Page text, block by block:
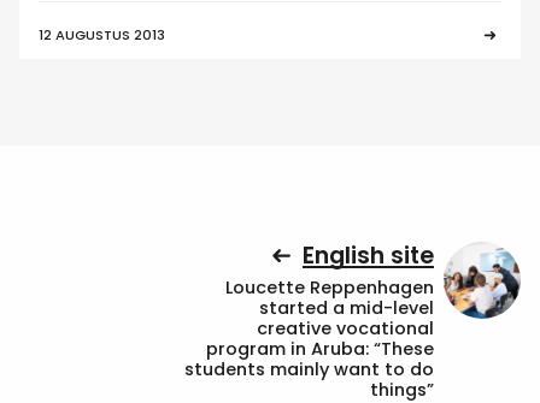
12 AUGUSTUS 2013
English site
Loucette Reppenhagen
started a mid-level
creative vocational
program in Aruba: “These
students mainly want to do
things”